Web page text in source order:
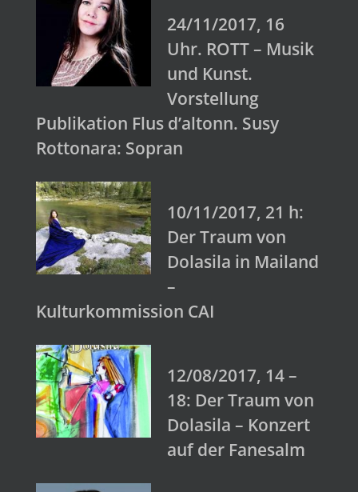
24/11/2017, 16
Uhr. ROTT – Musik
und Kunst.
Vorstellung
Publikation Flus d’altonn. Susy
Rottonara: Sopran
10/11/2017, 21 h:
Der Traum von
Dolasila in Mailand
–
Kulturkommission CAI
12/08/2017, 14 –
18: Der Traum von
Dolasila – Konzert
auf der Fanesalm